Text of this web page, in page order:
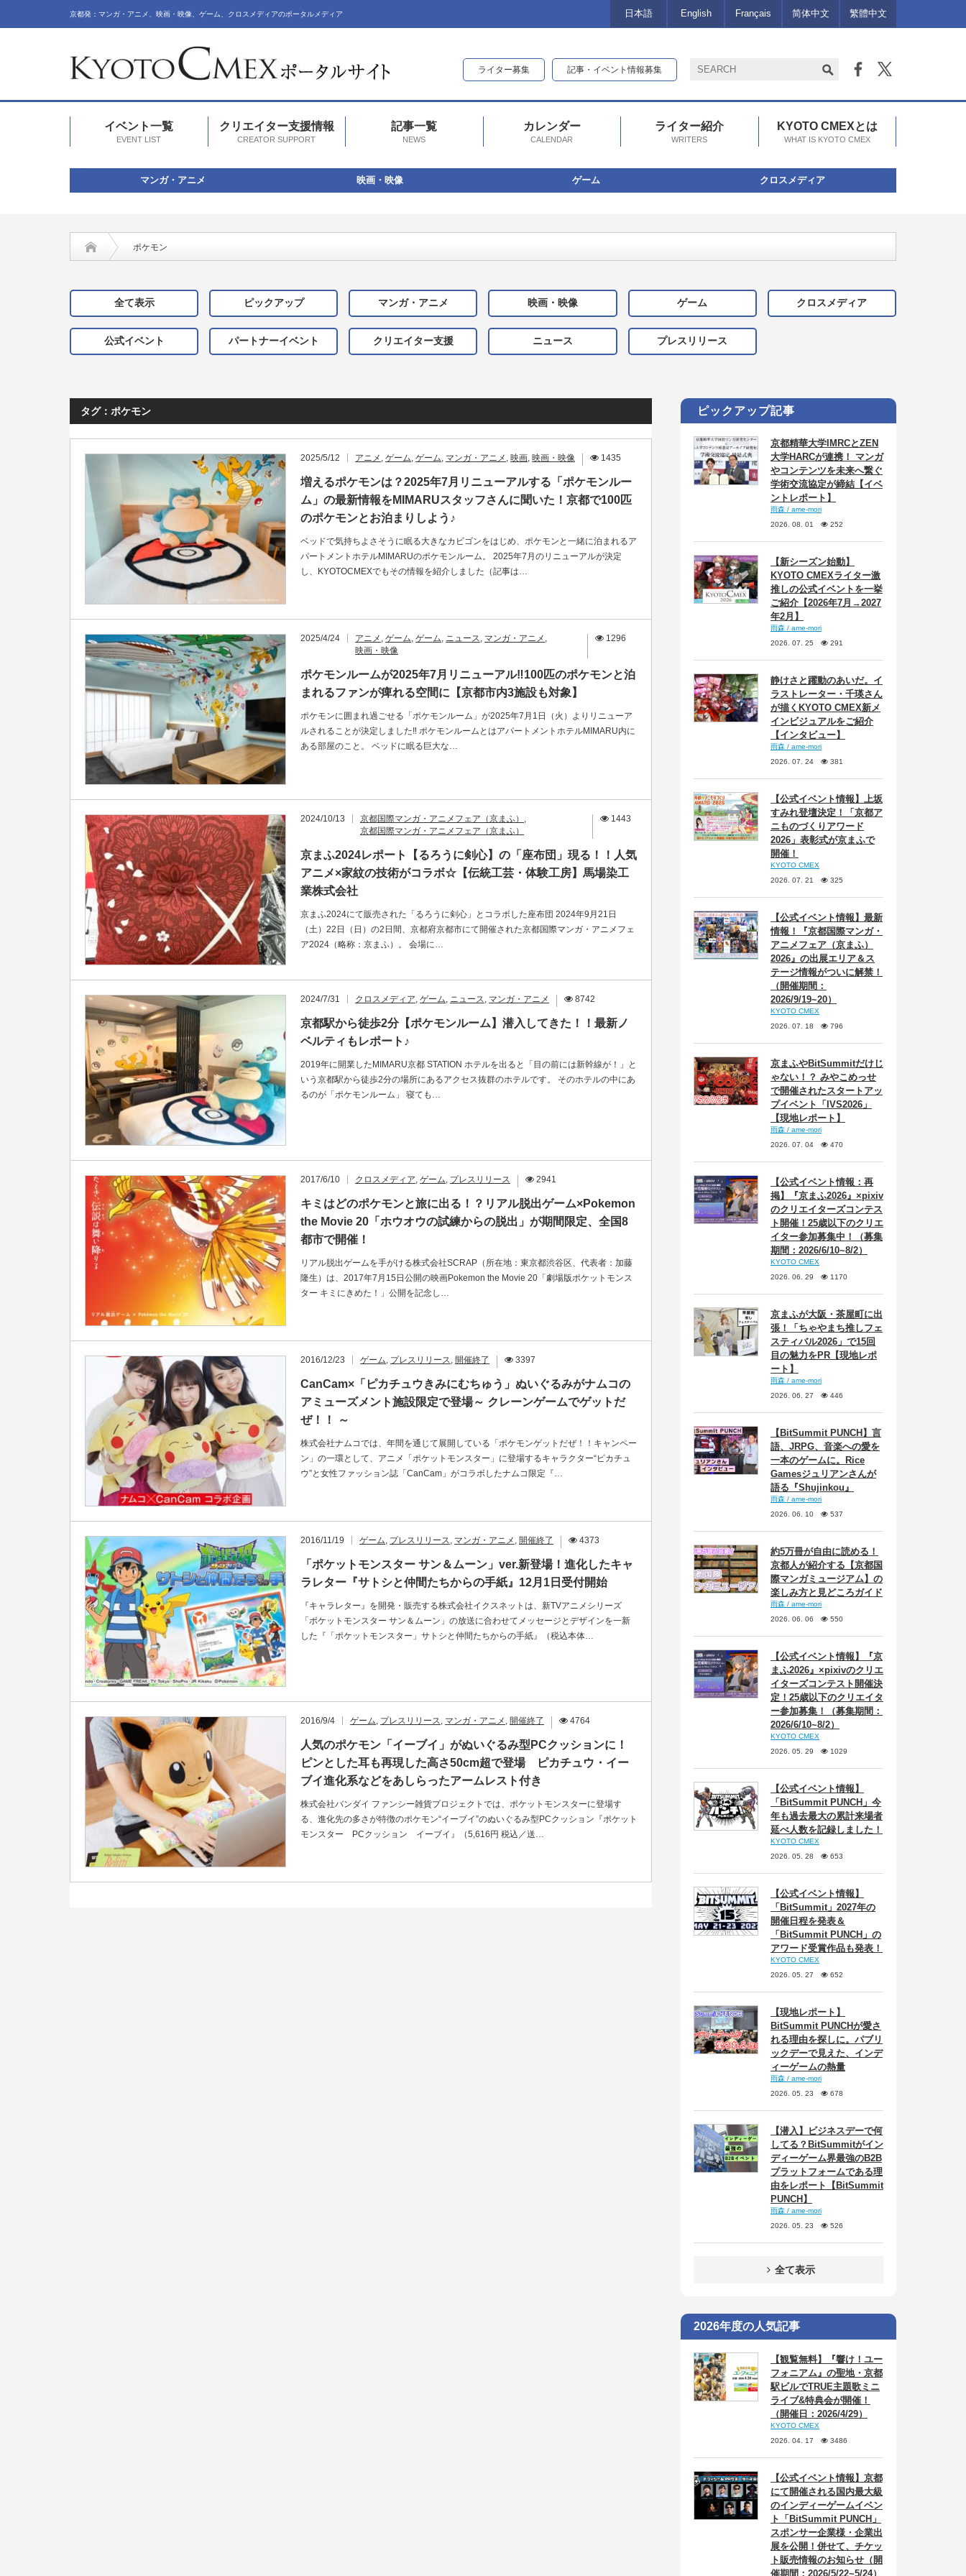
京都発：マンガ・アニメ、映画・映像、ゲーム、クロスメディアのポータルメディア 日本語 English Français 简体中文 繁體中文
ライター募集 記事・イベント情報募集
イベント一覧
EVENT LIST
クリエイター支援情報
CREATOR SUPPORT
記事一覧
NEWS
カレンダー
CALENDAR
ライター紹介
WRITERS
KYOTO CMEXとは
WHAT IS KYOTO CMEX
マンガ・アニメ 映画・映像 ゲーム クロスメディア
ポケモン
全て表示 ピックアップ マンガ・アニメ 映画・映像 ゲーム クロスメディア
公式イベント パートナーイベント クリエイター支援 ニュース プレスリリース
タグ：ポケモン
2025/5/12 アニメ , ゲーム, ゲーム, マンガ・アニメ , 映画, 映画・映像 1435
増えるポケモンは？2025年7月リニューアルする「ポケモンルー
ム」の最新情報をMIMARUスタッフさんに聞いた！京都で100匹
のポケモンとお泊まりしよう♪
ベッドで気持ちよさそうに眠る大きなカビゴンをはじめ、ポケモンと一緒に泊まれるア
パートメントホテルMIMARUのポケモンルーム。 2025年7月のリニューアルが決定
し、KYOTOCMEXでもその情報を紹介しました（記事は…
2025/4/24 アニメ , ゲーム, ゲーム, ニュース, マンガ・アニメ ,
映画・映像
1296
ポケモンルームが2025年7月リニューアル‼100匹のポケモンと泊
まれるファンが痺れる空間に【京都市内3施設も対象】
ポケモンに囲まれ過ごせる「ポケモンルーム」が2025年7月1日（火）よりリニューア
ルされることが決定しました‼ ポケモンルームとはアパートメントホテルMIMARU内に
ある部屋のこと。 ベッドに眠る巨大な…
2024/10/13 京都国際マンガ・アニメフェア（京まふ） ,
京都国際マンガ・アニメフェア（京まふ）
1443
京まふ2024レポート【るろうに剣心】の「座布団」現る！！人気
アニメ×家紋の技術がコラボ☆【伝統工芸・体験工房】馬場染工
業株式会社
京まふ2024にて販売された「るろうに剣心」とコラボした座布団 2024年9月21日
（土）22日（日）の2日間、京都府京都市にて開催された京都国際マンガ・アニメフェ
ア2024（略称：京まふ）。 会場に…
2024/7/31 クロスメディア, ゲーム, ニュース, マンガ・アニメ 8742
京都駅から徒歩2分【ポケモンルーム】潜入してきた！！最新ノ
ベルティもレポート♪
2019年に開業したMIMARU京都 STATION ホテルを出ると「目の前には新幹線が！」と
いう京都駅から徒歩2分の場所にあるアクセス抜群のホテルです。 そのホテルの中にあ
るのが「ポケモンルーム」 寝ても…
2017/6/10 クロスメディア, ゲーム, プレスリリース 2941
キミはどのポケモンと旅に出る！？リアル脱出ゲーム×Pokemon
the Movie 20「ホウオウの試練からの脱出」が期間限定、全国8
都市で開催！
リアル脱出ゲームを手がける株式会社SCRAP（所在地：東京都渋谷区、代表者：加藤
隆生）は、2017年7月15日公開の映画Pokemon the Movie 20「劇場版ポケットモンス
ター キミにきめた！」公開を記念し…
2016/12/23 ゲーム, プレスリリース, 開催終了 3397
CanCam×「ピカチュウきみにむちゅう」ぬいぐるみがナムコの
アミューズメント施設限定で登場～ クレーンゲームでゲットだ
ぜ！！ ～
株式会社ナムコでは、年間を通じて展開している「ポケモンゲットだぜ！！キャンペー
ン」の一環として、アニメ「ポケットモンスター」に登場するキャラクター“ピカチュ
ウ”と女性ファッション誌「CanCam」がコラボしたナムコ限定『…
2016/11/19 ゲーム, プレスリリース, マンガ・アニメ , 開催終了 4373
「ポケットモンスター サン＆ムーン」ver.新登場！進化したキャ
ラレター『サトシと仲間たちからの手紙』12月1日受付開始
『キャラレター』を開発・販売する株式会社イクスネットは、新TVアニメシリーズ
「ポケットモンスター サン＆ムーン」の放送に合わせてメッセージとデザインを一新
した『「ポケットモンスター」サトシと仲間たちからの手紙』（税込本体…
2016/9/4 ゲーム, プレスリリース, マンガ・アニメ , 開催終了 4764
人気のポケモン「イーブイ」がぬいぐるみ型PCクッションに！
ピンとした耳も再現した高さ50cm超で登場 ピカチュウ・イー
ブイ進化系などをあしらったアームレスト付き
株式会社バンダイ ファンシー雑貨プロジェクトでは、ポケットモンスターに登場す
る、進化先の多さが特徴のポケモン“イーブイ”のぬいぐるみ型PCクッション『ポケット
モンスター PCクッション イーブイ』（5,616円 税込／送…
ピックアップ記事
京都精華大学IMRCとZEN
大学HARCが連携！ マンガ
やコンテンツを未来へ繋ぐ
学術交流協定が締結【イベ
ントレポート】
雨森 / ame-mori
2026. 08. 01
252
【新シーズン始動】
KYOTO CMEXライター激
推しの公式イベントを一挙
ご紹介【2026年7月→2027
年2月】
雨森 / ame-mori
2026. 07. 25
291
静けさと躍動のあいだ。イ
ラストレーター・千瑛さん
が描くKYOTO CMEX新メ
インビジュアルをご紹介
【インタビュー】
雨森 / ame-mori
2026. 07. 24
381
【公式イベント情報】上坂
すみれ登壇決定！「京都ア
ニものづくりアワード
2026」表彰式が京まふで
開催！
KYOTO CMEX
2026. 07. 21
325
【公式イベント情報】最新
情報！『京都国際マンガ・
アニメフェア（京まふ）
2026』の出展エリア＆ス
テージ情報がついに解禁！
（開催期間：
2026/9/19~20）
KYOTO CMEX
2026. 07. 18
796
京まふやBitSummitだけじ
ゃない！？ みやこめっせ
で開催されたスタートアッ
プイベント「IVS2026」
【現地レポート】
雨森 / ame-mori
2026. 07. 04
470
【公式イベント情報：再
掲】『京まふ2026』×pixiv
のクリエイターズコンテス
ト開催！25歳以下のクリエ
イター参加募集中！（募集
期間：2026/6/10~8/2）
KYOTO CMEX
2026. 06. 29
1170
京まふが大阪・茶屋町に出
張！「ちゃやまち推しフェ
スティバル2026」で15回
目の魅力をPR【現地レポ
ート】
雨森 / ame-mori
2026. 06. 27
446
【BitSummit PUNCH】言
語、JRPG、音楽への愛を
一本のゲームに。Rice
Gamesジュリアンさんが
語る『Shujinkou』
雨森 / ame-mori
2026. 06. 10
537
約5万冊が自由に読める！
京都人が紹介する【京都国
際マンガミュージアム】の
楽しみ方と見どころガイド
雨森 / ame-mori
2026. 06. 06
550
【公式イベント情報】『京
まふ2026』×pixivのクリエ
イターズコンテスト開催決
定！25歳以下のクリエイタ
ー参加募集！（募集期間：
2026/6/10~8/2）
KYOTO CMEX
2026. 05. 29
1029
【公式イベント情報】
「BitSummit PUNCH」今
年も過去最大の累計来場者
延べ人数を記録しました！
KYOTO CMEX
2026. 05. 28
653
【公式イベント情報】
「BitSummit」2027年の
開催日程を発表＆
「BitSummit PUNCH」の
アワード受賞作品も発表！
KYOTO CMEX
2026. 05. 27
652
【現地レポート】
BitSummit PUNCHが愛さ
れる理由を探しに。パブリ
ックデーで見えた、インデ
ィーゲームの熱量
雨森 / ame-mori
2026. 05. 23
678
【潜入】ビジネスデーで何
してる？BitSummitがイン
ディーゲーム界最強のB2B
プラットフォームである理
由をレポート【BitSummit
PUNCH】
雨森 / ame-mori
2026. 05. 23
526
全て表示
2026年度の人気記事
【観覧無料】『響け！ユー
フォニアム』の聖地・京都
駅ビルでTRUE主題歌ミニ
ライブ&特典会が開催！
（開催日：2026/4/29）
KYOTO CMEX
2026. 04. 17
3486
【公式イベント情報】京都
にて開催される国内最大級
のインディーゲームイベン
ト「BitSummit PUNCH」
スポンサー企業様・企業出
展を公開！併せて、チケッ
ト販売情報のお知らせ（開
催期間：2026/5/22~5/24）